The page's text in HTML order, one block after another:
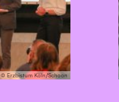
© Erzbistum Köln/Schoon